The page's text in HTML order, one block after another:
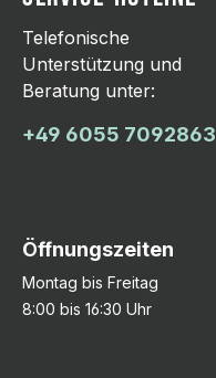
Telefonische
Unterstützung und
Beratung unter:
+49 6055 7092863
Öffnungszeiten
Montag bis Freitag
8:00 bis 16:30 Uhr